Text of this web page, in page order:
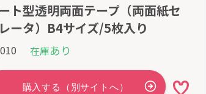
ト型透明両面テープ（両面紙セ
ータ）B4サイズ/5枚入り
在庫あり